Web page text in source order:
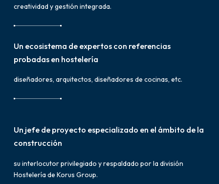
creatividad y gestión integrada.
Un ecosistema de expertos con referencias
probadas en hostelería
diseñadores, arquitectos, diseñadores de cocinas, etc.
Un jefe de proyecto especializado en el ámbito de la
construcción
su interlocutor privilegiado y respaldado por la división
Hostelería de Korus Group.